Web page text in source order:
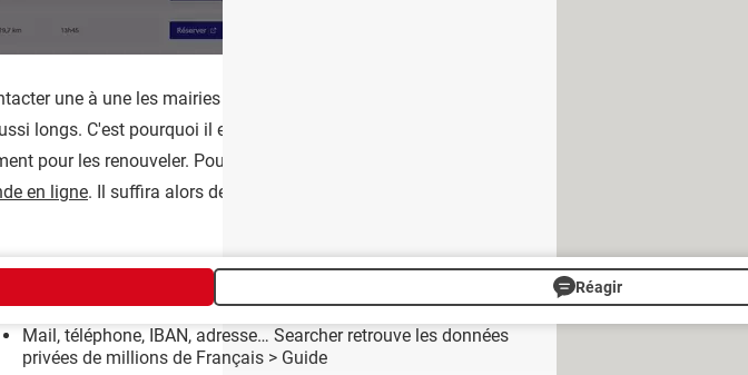
une à une les mairies pour trouver un rendez-vous. En
longs. C'est pourquoi il est important de bien surveiller la date
pour les renouveler. Pour simplifier la démarche d'obtention du
en ligne. Il suffira alors de se rendre en mairie pour finaliser le
Réagir
Mail, téléphone, IBAN, adresse… Searcher retrouve les données
privées de millions de Français > Guide